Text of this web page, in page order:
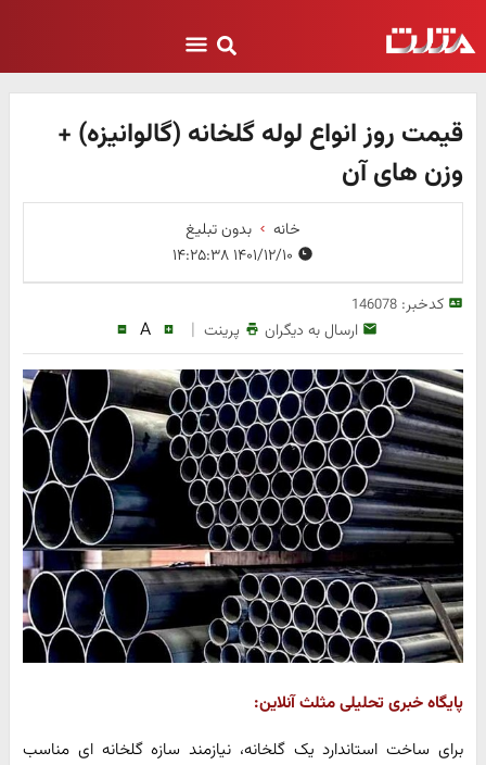
قیمت روز انواع لوله گلخانه (گالوانیزه) +
وزن های آن
خانه
بدون تبلیغ
کدخبر:146078
ارسال به دیگران پرینت |
A
پایگاه خبری تحلیلی مثلث آنلاین:
برای ساخت استاندارد یک گلخانه، نیازمند سازه گلخانه ای مناسب